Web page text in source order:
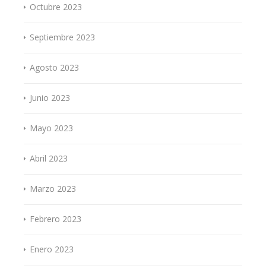
Octubre 2023
Septiembre 2023
Agosto 2023
Junio 2023
Mayo 2023
Abril 2023
Marzo 2023
Febrero 2023
Enero 2023